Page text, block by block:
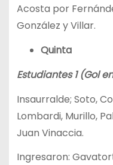
Acosta por
González y Villar.
Quinta
Estudiantes 1 (Gol
Insaurralde; Soto,
Lombardi, Murillo,
Juan Vinaccia.
Ingresaron: